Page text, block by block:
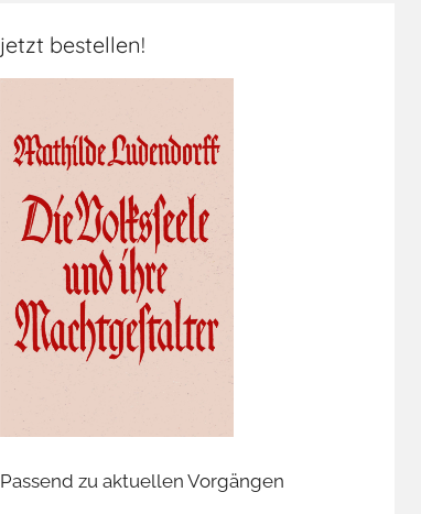
jetzt bestellen!
Passend zu aktuellen Vorgängen